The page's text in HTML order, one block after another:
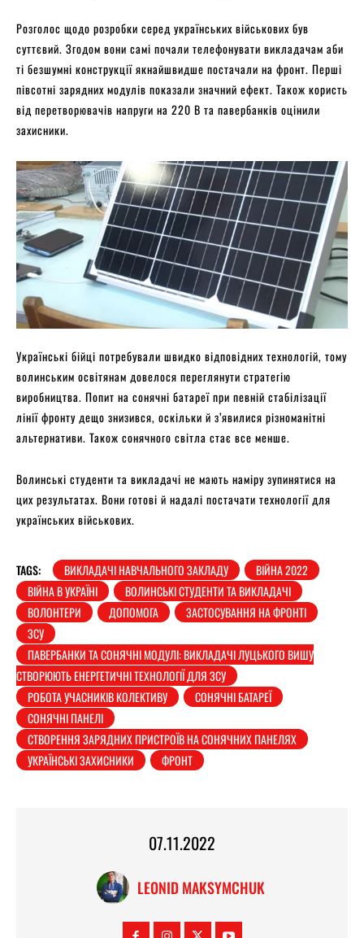
Розголос щодо розробки серед українських військових був
суттєвий. Згодом вони самі почали телефонувати викладачам аби
ті безшумні конструкції якнайшвидше постачали на фронт. Перші
півсотні зарядних модулів показали значний ефект. Також користь
від перетворювачів напруги на 220 В та павербанків оцінили
захисники.
Українські бійці потребували швидко відповідних технологій, тому
волинським освітянам довелося переглянути стратегію
виробництва. Попит на сонячні батареї при певній стабілізації
лінії фронту дещо знизився, оскільки й з’явилися різноманітні
альтернативи. Також сонячного світла стає все менше.
Волинські студенти та викладачі не мають наміру зупинятися на
цих результатах. Вони готові й надалі постачати технології для
українських військових.
TAGS: ВИКЛАДАЧІ НАВЧАЛЬНОГО ЗАКЛАДУ
ВІЙНА 2022
ВІЙНА В УКРАЇНІ
ВОЛИНСЬКІ СТУДЕНТИ ТА ВИКЛАДАЧІ
ВОЛОНТЕРИ
ДОПОМОГА
ЗАСТОСУВАННЯ НА ФРОНТІ
ЗСУ
ПАВЕРБАНКИ ТА СОНЯЧНІ МОДУЛІ: ВИКЛАДАЧІ ЛУЦЬКОГО ВИШУ
СТВОРЮЮТЬ ЕНЕРГЕТИЧНІ ТЕХНОЛОГІЇ ДЛЯ ЗСУ
РОБОТА УЧАСНИКІВ КОЛЕКТИВУ
СОНЯЧНІ БАТАРЕЇ
СОНЯЧНІ ПАНЕЛІ
СТВОРЕННЯ ЗАРЯДНИХ ПРИСТРОЇВ НА СОНЯЧНИХ ПАНЕЛЯХ
УКРАЇНСЬКІ ЗАХИСНИКИ
ФРОНТ
07.11.2022
LEONID MAKSYMCHUK